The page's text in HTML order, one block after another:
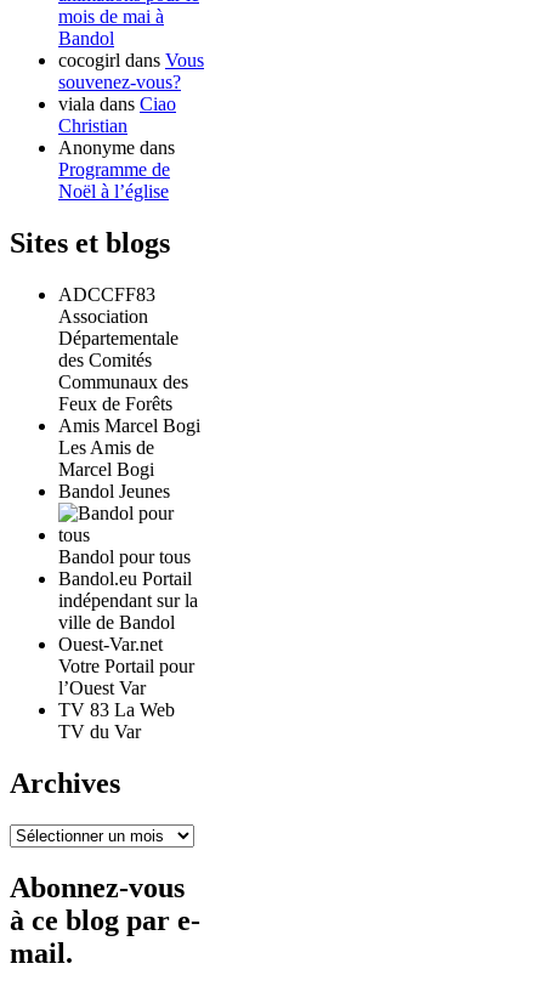
mois de mai à
Bandol
cocogirl dans Vous
souvenez-vous?
viala dans Ciao
Christian
Anonyme dans
Programme de
Noël à l’église
Sites et blogs
ADCCFF83
Association
Départementale
des Comités
Communaux des
Feux de Forêts
Amis Marcel Bogi
Les Amis de
Marcel Bogi
Bandol Jeunes
Bandol pour tous
Bandol.eu Portail
indépendant sur la
ville de Bandol
Ouest-Var.net
Votre Portail pour
l’Ouest Var
TV 83 La Web
TV du Var
Archives
Archives
Abonnez-vous
à ce blog par e-
mail.